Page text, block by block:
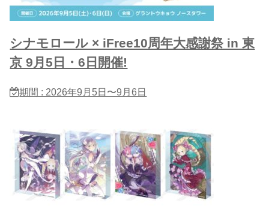
シナモロール × iFree10周年大感謝祭 in 東
京 9月5日・6日開催!
期間 : 2026年9月5日〜9月6日